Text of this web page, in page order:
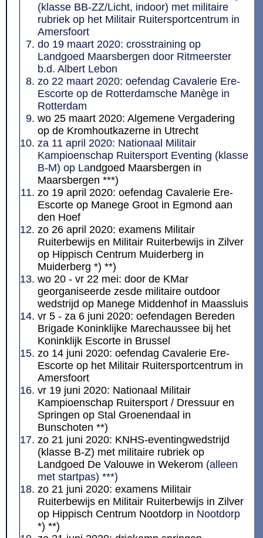
(klasse BB-ZZ/Licht, indoor) met militaire
rubriek op het Militair Ruitersportcentrum in
Amersfoort
do 19 maart 2020: crosstraining op
Landgoed Maarsbergen door Ritmeerster
b.d. Albert Lebon
zo 22 maart 2020: oefendag Cavalerie Ere-
Escorte op de Rotterdamsche Manège in
Rotterdam
wo 25 maart 2020: Algemene Vergadering
op de Kromhoutkazerne in Utrecht
za 11 april 2020: Nationaal Militair
Kampioenschap Ruitersport Eventing (klasse
B-M) op Landgoed Maarsbergen in
Maarsbergen ***)
zo 19 april 2020: oefendag Cavalerie Ere-
Escorte op Manege Groot in Egmond aan
den Hoef
zo 26 april 2020: examens Militair
Ruiterbewijs en Militair Ruiterbewijs in Zilver
op Hippisch Centrum Muiderberg in
Muiderberg *) **)
wo 20 - vr 22 mei: door de KMar
georganiseerde zesde militaire outdoor
wedstrijd op Manege Middenhof in Maassluis
vr 5 - za 6 juni 2020: oefendagen Bereden
Brigade Koninklijke Marechaussee bij het
Koninklijk Escorte in Brussel
zo 14 juni 2020: oefendag Cavalerie Ere-
Escorte op het Militair Ruitersportcentrum in
Amersfoort
vr 19 juni 2020: Nationaal Militair
Kampioenschap Ruitersport / Dressuur en
Springen op Stal Groenendaal in
Bunschoten **)
zo 21 juni 2020: KNHS-eventingwedstrijd
(klasse B-Z) met militaire rubriek op
Landgoed De Valouwe in Wekerom (alleen
met startpas) ***)
zo 21 juni 2020: examens Militair
Ruiterbewijs en Militair Ruiterbewijs in Zilver
op Hippisch Centrum Nootdorp in Nootdorp
*) **)